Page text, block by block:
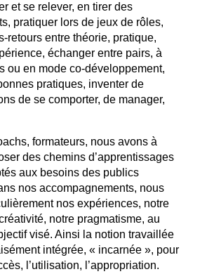
et se relever, en tirer des
pratiquer lors de jeux de rôles,
retours entre théorie, pratique,
échanger entre pairs, à
ou en mode co-développement,
pratiques, inventer de
de se comporter, de manager,
formateurs, nous avons à
des chemins d’apprentissages
aux besoins des publics
nos accompagnements, nous
nos expériences, notre
notre pragmatisme, au
visé. Ainsi la notion travaillée
intégrée, « incarnée », pour
l’utilisation, l’appropriation.